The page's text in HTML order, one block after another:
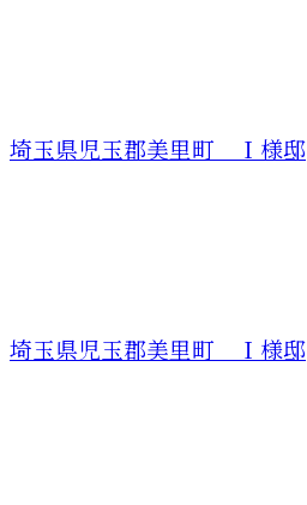
埼玉県児玉郡美里町 Ｉ様邸
埼玉県児玉郡美里町 Ｉ様邸